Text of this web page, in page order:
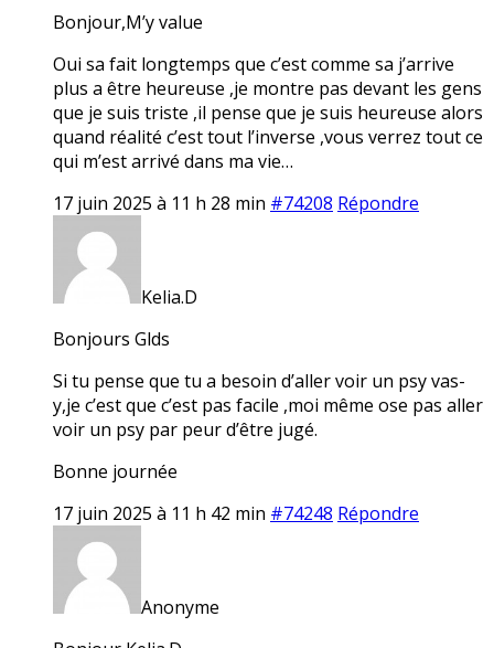
Bonjour,M’y value
Oui sa fait longtemps que c’est comme sa j’arrive
plus a être heureuse ,je montre pas devant les gens
que je suis triste ,il pense que je suis heureuse alors
quand réalité c’est tout l’inverse ,vous verrez tout ce
qui m’est arrivé dans ma vie…
17 juin 2025 à 11 h 28 min #74208 Répondre
Kelia.D
Bonjours Glds
Si tu pense que tu a besoin d’aller voir un psy vas-
y,je c’est que c’est pas facile ,moi même ose pas aller
voir un psy par peur d’être jugé.
Bonne journée
17 juin 2025 à 11 h 42 min #74248 Répondre
Anonyme